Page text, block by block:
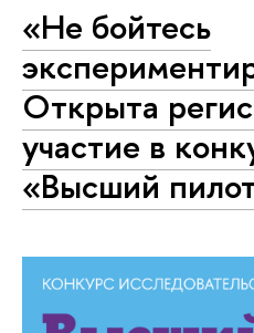
«Не бойтесь
Открыта
участие в
«Высший